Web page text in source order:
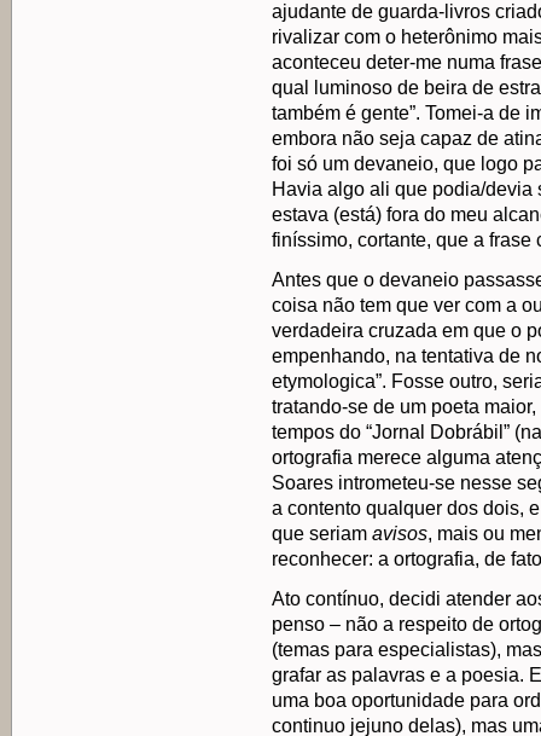
ajudante de guarda-livros
rivalizar com o heterônimo
aconteceu deter-me numa
qual luminoso de beira de
também é gente”. Tomei-a de
embora não seja capaz de
foi só um devaneio, que logo
Havia algo ali que podia/devia
estava (está) fora do meu
finíssimo, cortante, que a frase
Antes que o devaneio
coisa não tem que ver com a
verdadeira cruzada em que o
empenhando, na tentativa de
etymologica”. Fosse outro,
tratando-se de um poeta
tempos do “Jornal Dobrábil”
ortografia merece alguma
Soares intrometeu-se nesse
a contento qualquer dos dois,
que seriam avisos, mais ou
reconhecer: a ortografia, de
Ato contínuo, decidi atender
penso – não a respeito de
(temas para especialistas),
grafar as palavras e a poesia.
uma boa oportunidade para
continuo jejuno delas), mas